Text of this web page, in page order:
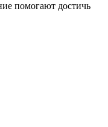
помогают достичь